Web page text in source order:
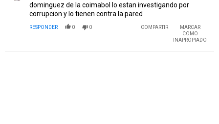
dominguez de la coimabol lo estan investigando por
corrupcion y lo tienen contra la pared
RESPONDER 0 0 COMPARTIR
MARCAR
COMO
INAPROPIADO